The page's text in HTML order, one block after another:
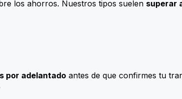
los ahorros. Nuestros tipos suelen superar
por adelantado antes de que confirmes tu